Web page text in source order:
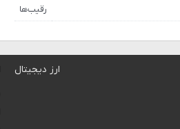
رقیب‌ها
ارز دیجیتال